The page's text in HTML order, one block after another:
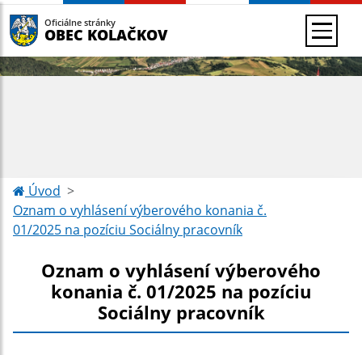
Oficiálne stránky
OBEC KOLAČKOV
Úvod
Oznam o vyhlásení výberového konania č.
01/2025 na pozíciu Sociálny pracovník
Oznam o vyhlásení výberového
konania č. 01/2025 na pozíciu
Sociálny pracovník